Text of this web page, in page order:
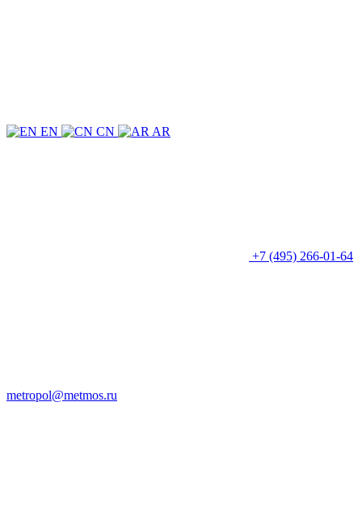
EN CN AR
+7 (495) 266-01-64
metropol@metmos.ru